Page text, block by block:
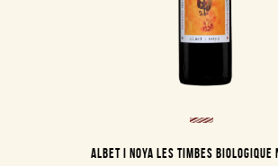
ALBET I NOYA LES TIMBES BIOLOGIQUE